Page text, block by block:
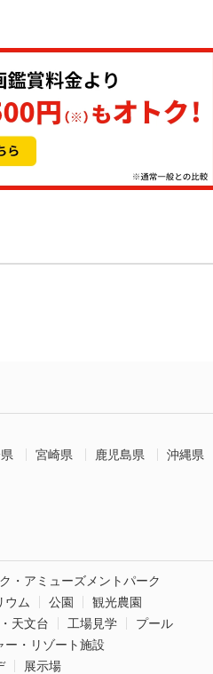
宮崎県 鹿児島県
沖縄県
・アミューズメントパーク
ウム 公園
観光農園
天文台 工場見学
プール
ー・リゾート施設
展示場